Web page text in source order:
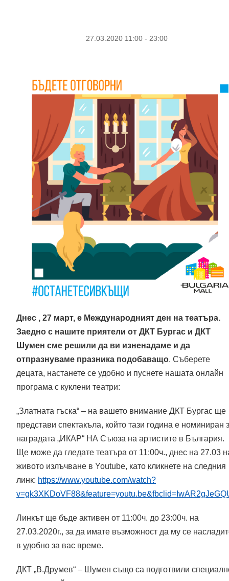
27.03.2020 11:00 - 23:00
Днес , 27 март, е Международният ден на театъра.
Заедно с нашите приятели от ДКТ Бургас и ДКТ
Шумен сме решили да ви изненадаме и да
отпразнуваме празника подобаващо. Съберете
децата, настанете се удобно и пуснете нашата онлайн
програма с куклени театри:
„Златната гъска“ – на вашето внимание ДКТ Бургас ще
представи спектакъла, който тази година е номиниран
наградата „ИКАР“ НА Съюза на артистите в България.
Ще може да гледате театъра от 11:00ч., днес на 27.03
живото излъчване в Youtube, като кликнете на следния
линк: https://www.youtube.com/watch?
Линкът ще бъде активен от 11:00ч. до 23:00ч. на
27.03.2020г., за да имате възможност да му се
в удобно за вас време.
ДКТ „В.Друмев“ – Шумен също са подготвили